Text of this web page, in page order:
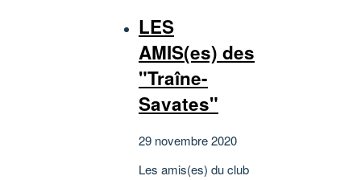
LES
AMIS(es) des
"Traîne-
Savates"
29 novembre 2020
Les amis(es) du club